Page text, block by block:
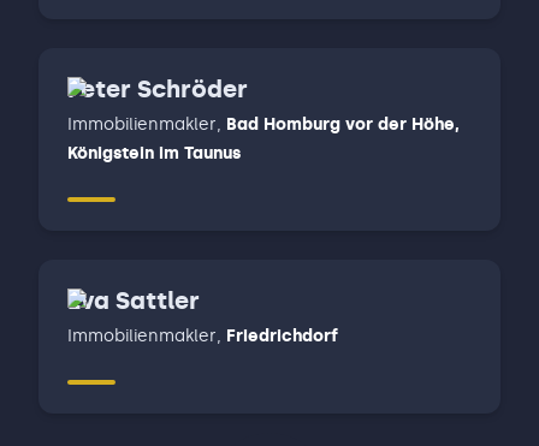
Peter Schröder
Immobilienmakler, Bad Homburg vor der Höhe,
Königstein im Taunus
Eva Sattler
Immobilienmakler, Friedrichdorf